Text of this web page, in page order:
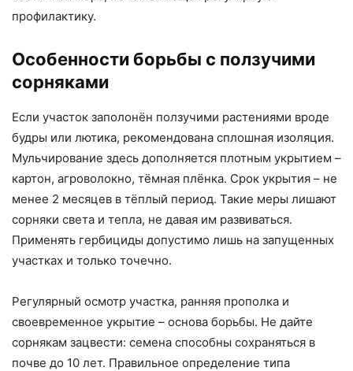
профилактику.
Особенности борьбы с ползучими
сорняками
Если участок заполонён ползучими растениями вроде
будры или лютика, рекомендована сплошная изоляция.
Мульчирование здесь дополняется плотным укрытием –
картон, агроволокно, тёмная плёнка. Срок укрытия – не
менее 2 месяцев в тёплый период. Такие меры лишают
сорняки света и тепла, не давая им развиваться.
Применять гербициды допустимо лишь на запущенных
участках и только точечно.
Регулярный осмотр участка, ранняя прополка и
своевременное укрытие – основа борьбы. Не дайте
сорнякам зацвести: семена способны сохраняться в
почве до 10 лет. Правильное определение типа